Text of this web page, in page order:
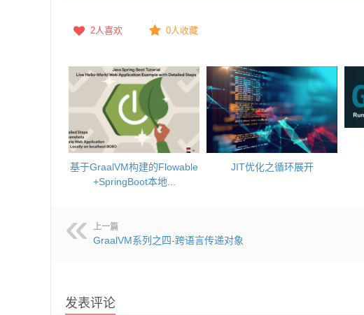
2人喜欢 0人收藏
基于GraalVM构建的Flowable
+SpringBoot本地...
JIT优化之循环展开
上一篇
GraalVM系列之四-跨语言传递对象
发表评论